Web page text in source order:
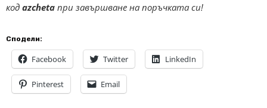
код azcheta при завършване на поръчката си!
Сподели:
Facebook Twitter LinkedIn
Pinterest Email